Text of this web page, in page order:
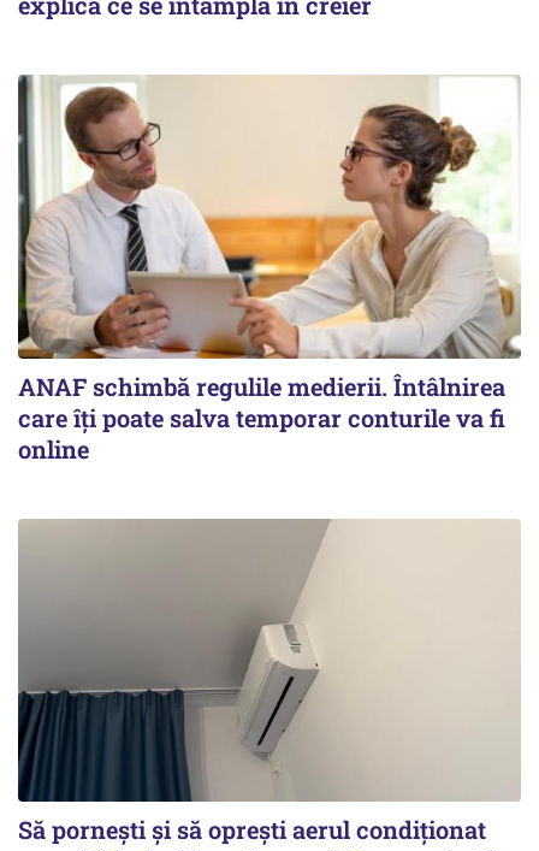
ANAF schimbă regulile medierii. Întâlnirea
care îți poate salva temporar conturile va fi
online
Să pornești și să oprești aerul condiționat